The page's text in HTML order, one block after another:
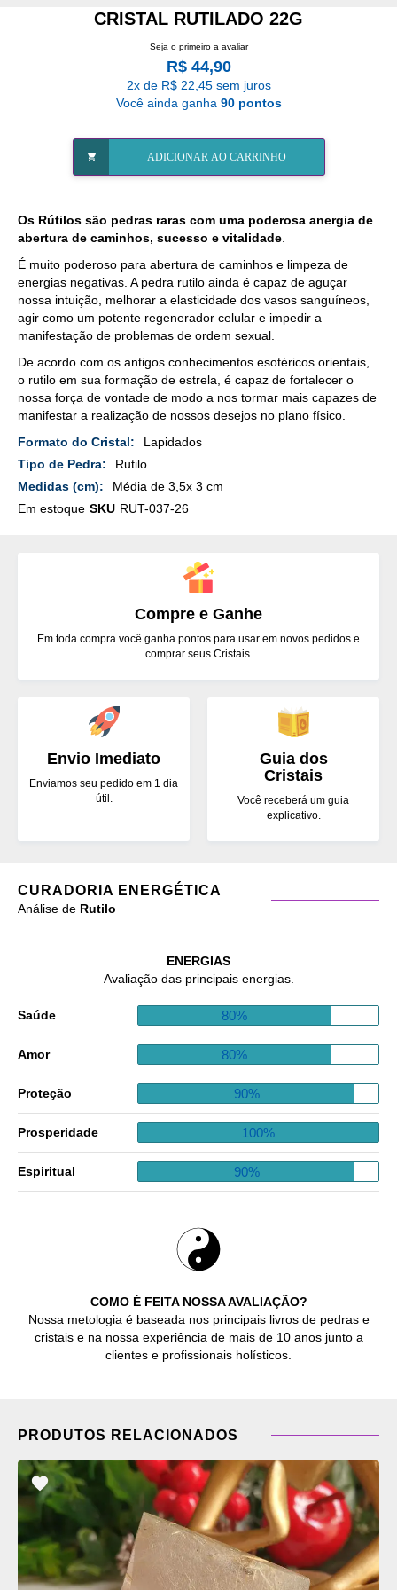
CRISTAL RUTILADO 22G
Seja o primeiro a avaliar
R$ 44,90
2x de R$ 22,45 sem juros
Você ainda ganha 90 pontos
ADICIONAR AO CARRINHO
Os Rútilos são pedras raras com uma poderosa anergia de
abertura de caminhos, sucesso e vitalidade
É muito poderoso para abertura de caminhos e limpeza de
energias negativas. A pedra rutilo ainda é capaz de aguçar
nossa intuição, melhorar a elasticidade dos vasos sanguíneos,
agir como um potente regenerador celular e impedir a
manifestação de problemas de ordem sexual.
De acordo com os antigos conhecimentos esotéricos orientais,
o rutilo em sua formação de estrela, é capaz de fortalecer o
nossa força de vontade de modo a nos tormar mais capazes de
manifestar a realização de nossos desejos no plano físico.
Mais
Detalhes
Lapidados
Rutilo
Média de 3,5x 3 cm
Em estoque SKU RUT-037-26
Envio Imediato
Enviamos seu pedido em 1 dia
útil.
Compre e Ganhe
Em toda compra você ganha pontos para usar em novos pedidos e
comprar seus Cristais.
Guia dos
Cristais
Você receberá um guia
explicativo.
CURADORIA ENERGÉTICA
Análise de Rutilo
COMO É FEITA NOSSA AVALIAÇÃO?
Nossa metologia é baseada nos principais livros de pedras e
cristais e na nossa experiência de mais de 10 anos junto a
clientes e profissionais holísticos.
ENERGIAS
Avaliação das principais energias.
Saúde 80%
Amor 80%
Proteção 90%
Prosperidade 100%
Espiritual 90%
PRODUTOS RELACIONADOS
ADICIONAR
FAVORITOS